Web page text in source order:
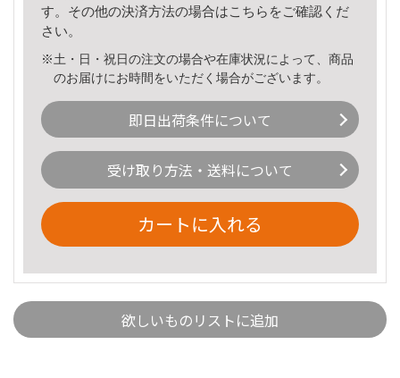
す。その他の決済方法の場合はこちら をご確認くだ
さい。
※土・日・祝日の注文の場合や在庫状況によって、商品
のお届けにお時間をいただく場合がございます。
即日出荷条件について
受け取り方法・送料について
カートに入れる
欲しいものリストに追加